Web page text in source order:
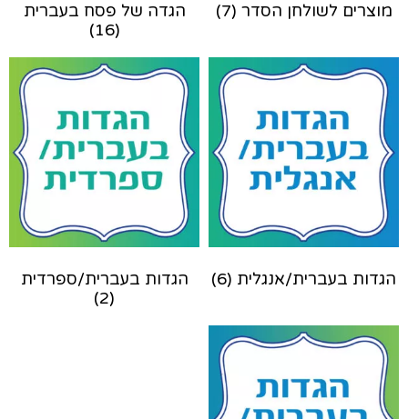
מוצרים לשולחן הסדר (7)
הגדה של פסח בעברית​
(16)
הגדות בעברית/אנגלית (6)
הגדות בעברית/ספרדית
(2)